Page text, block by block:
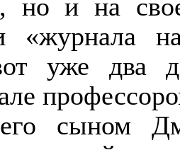
но и на
«журнала
уже два
сыном